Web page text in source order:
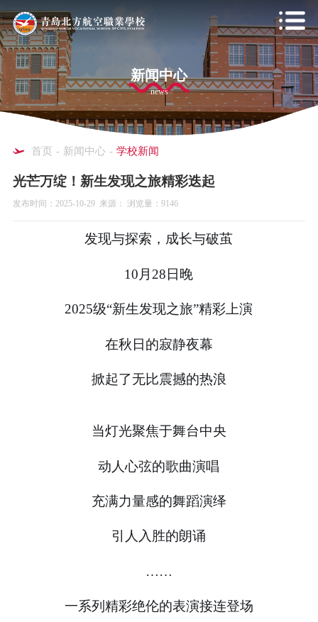
新闻中心
news
首页 - 新闻中心 - 学校新闻
光芒万绽！新生发现之旅精彩迭起
发布时间：2025-10-29 来源： 浏览量：9146
发现与探索，成长与破茧
10月28日晚
2025级“新生发现之旅”精彩上演
在秋日的寂静夜幕
掀起了无比震撼的热浪
当灯光聚焦于舞台中央
动人心弦的歌曲演唱
充满力量感的舞蹈演绎
引人入胜的朗诵
……
一系列精彩绝伦的表演接连登场